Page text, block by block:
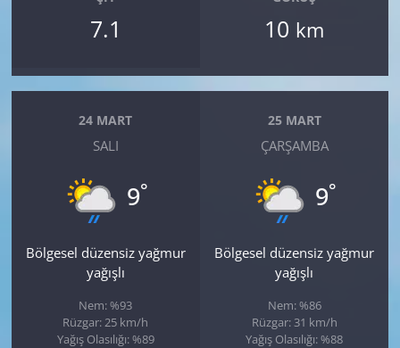
7.1 10 km
24 MART
SALI
9°
Bölgesel düzensiz yağmur
yağışlı
Nem: %93
Rüzgar: 25 km/h
Yağış Olasılığı: %89
25 MART
ÇARŞAMBA
9°
Bölgesel düzensiz yağmur
yağışlı
Nem: %86
Rüzgar: 31 km/h
Yağış Olasılığı: %88